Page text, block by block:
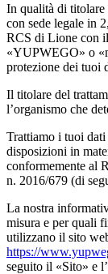
In qualità di
con sede legale in
RCS di Lione con
«YUPWEGO» o
protezione dei tuoi
Il titolare del
l’organismo che
Trattiamo i tuoi
disposizioni in
conformemente al
n. 2016/679 (di
La nostra
misura e per quali
utilizzano il sito
https://
seguito il «Sito» e